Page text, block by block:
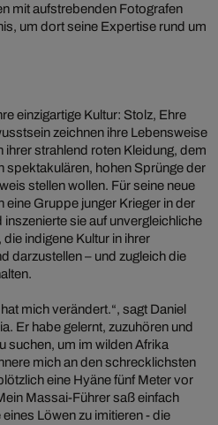
mit aufstrebenden Fotografen
um dort seine Expertise rund um
einzigartige Kultur: Stolz, Ehre
zeichnen ihre Lebensweise
ihrer strahlend roten Kleidung, dem
spektakulären, hohen Sprünge der
stellen wollen. Für seine neue
eine Gruppe junger Krieger in der
sie auf unvergleichliche
indigene Kultur in ihrer
darzustellen – und zugleich die
mich verändert.“, sagt Daniel
Er habe gelernt, zuzuhören und
suchen, um im wilden Afrika
mich an den schrecklichsten
eine Hyäne fünf Meter vor
Massai-Führer saß einfach
Löwen zu imitieren - die